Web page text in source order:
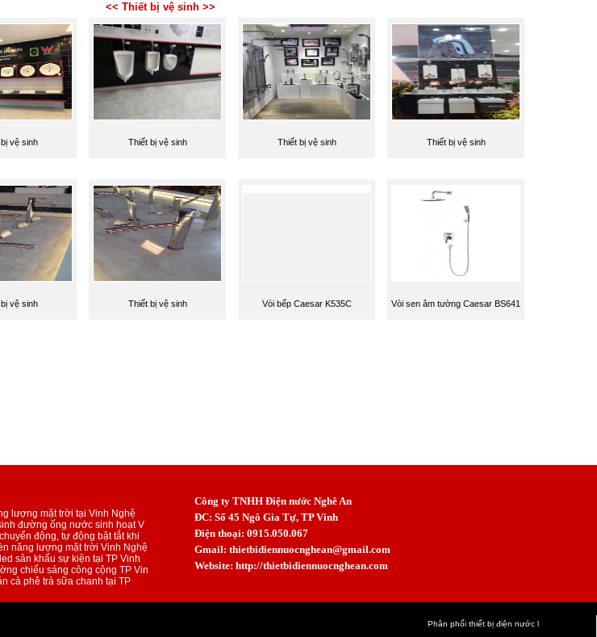
<< Thiết bị vệ sinh >>
vệ sinh Thiết bị vệ sinh Thiết bị vệ sinh Thiết bị vệ sinh
vệ sinh Thiết bị vệ sinh Vòi bếp Caesar K535C Vòi sen âm tường Caesar BS641
lượng mặt trời tại Vinh Nghệ
đường ống nước sinh hoạt V
động, tự động bật tắt khi
năng lượng mặt trời Vinh Nghệ
sân khấu sự kiện tại TP Vinh
chiếu sáng công cộng TP Vin
cà phê trà sữa chanh tại TP
Công ty TNHH Điện nước Nghê An
ĐC: Số 45 Ngô Gia Tự, TP Vinh
Điện thoại: 0915.050.067
Gmail: thietbidiennuocnghean@gmail.com
Website: http://thietbidiennuocnghean.com
Phân phối thiết bị điện nước l